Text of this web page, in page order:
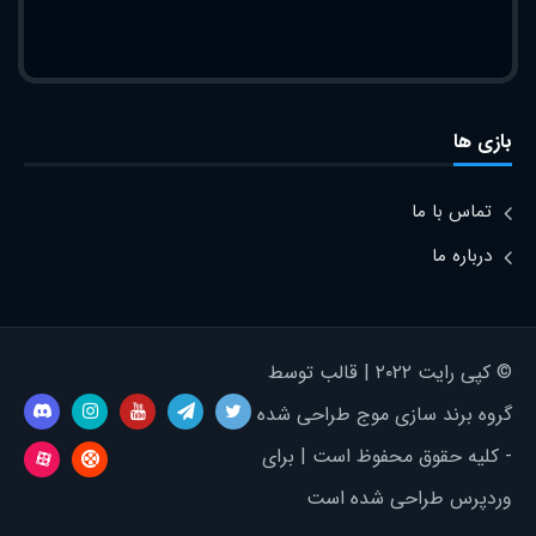
بازی ها
تماس با ما
درباره ما
© کپی رایت ۲۰۲۲ | قالب توسط
گروه برند سازی موج طراحی شده
- کلیه حقوق محفوظ است | برای
وردپرس طراحی شده است